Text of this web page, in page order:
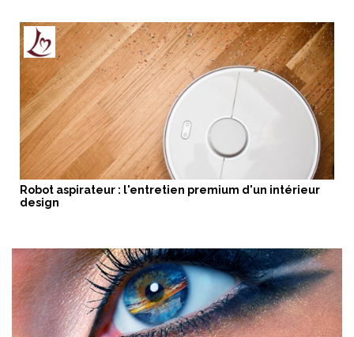
Robot aspirateur : l'entretien premium d'un intérieur
design